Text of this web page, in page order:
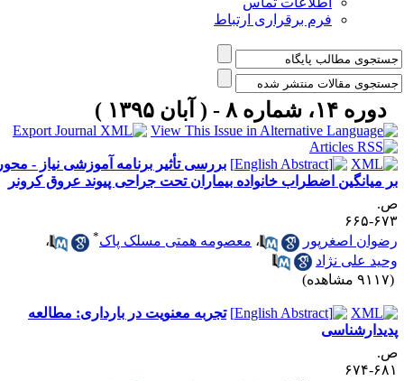
فرم برقراری ارتباط
دوره ۱۴، شماره ۸ - ( آبان ۱۳۹۵ )
بررسی تأثیر برنامه آموزشی نیاز - محور
میانگین اضطراب خانواده بیماران تحت جراحی پیوند عروق کرونر
۶۶۵
اصغرپور
،معصومه همتی مسلک پاک*
،
علی نژاد
تجربه معنویت در بارداری: مطالعه
۶۷۴